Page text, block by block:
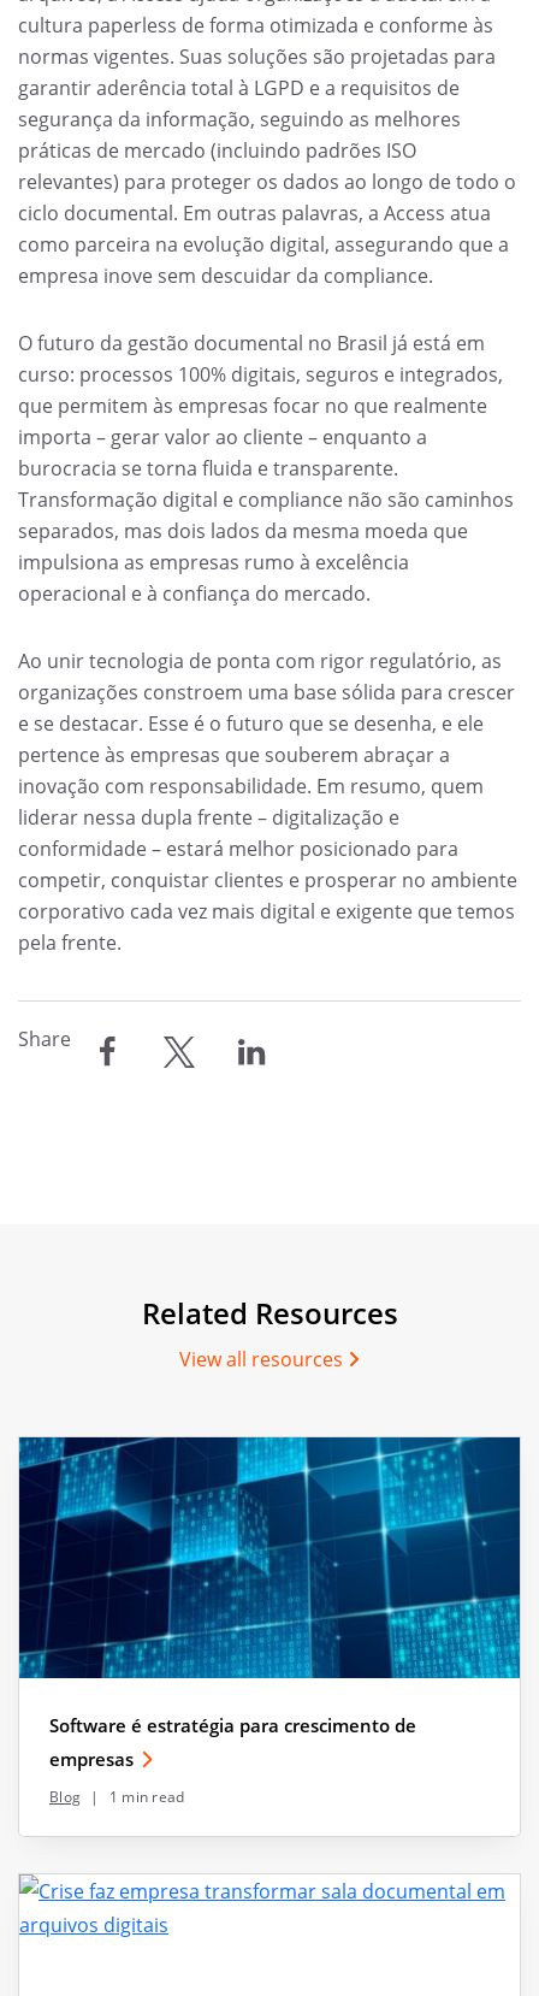
Share
cultura paperless de forma otimizada e conforme às
normas vigentes. Suas soluções são projetadas para
garantir aderência total à LGPD e a requisitos de
segurança da informação, seguindo as melhores
práticas de mercado (incluindo padrões ISO
relevantes) para proteger os dados ao longo de todo o
ciclo documental. Em outras palavras, a Access atua
como parceira na evolução digital, assegurando que a
empresa inove sem descuidar da compliance.
O futuro da gestão documental no Brasil já está em
curso: processos 100% digitais, seguros e integrados,
que permitem às empresas focar no que realmente
importa – gerar valor ao cliente – enquanto a
burocracia se torna fluida e transparente.
Transformação digital e compliance não são caminhos
separados, mas dois lados da mesma moeda que
impulsiona as empresas rumo à excelência
operacional e à confiança do mercado.
Ao unir tecnologia de ponta com rigor regulatório, as
organizações constroem uma base sólida para crescer
e se destacar. Esse é o futuro que se desenha, e ele
pertence às empresas que souberem abraçar a
inovação com responsabilidade. Em resumo, quem
liderar nessa dupla frente – digitalização e
conformidade – estará melhor posicionado para
competir, conquistar clientes e prosperar no ambiente
corporativo cada vez mais digital e exigente que temos
pela frente.
Related Resources
View all resources
Software é estratégia para crescimento de
empresas
Blog | 1 min read